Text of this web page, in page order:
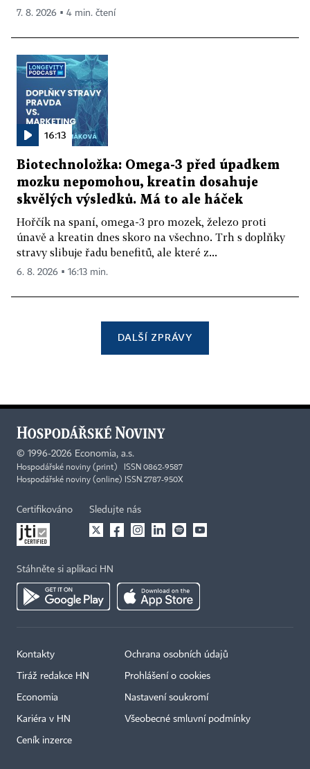
7. 8. 2026 ▪ 4 min. čtení
16:13
Biotechnoložka: Omega-3 před úpadkem
mozku nepomohou, kreatin dosahuje
skvělých výsledků. Má to ale háček
Hořčík na spaní, omega-3 pro mozek, železo proti
únavě a kreatin dnes skoro na všechno. Trh s doplňky
stravy slibuje řadu benefitů, ale které z...
6. 8. 2026 ▪ 16:13 min.
DALŠÍ ZPRÁVY
© 1996-2026 Economia, a.s.
Hospodářské noviny (print) ISSN 0862-9587
Hospodářské noviny (online) ISSN 2787-950X
Certifikováno Sledujte nás
Stáhněte si aplikaci HN
Kontakty
Tiráž redakce HN
Economia
Kariéra v HN
Ceník inzerce
Ochrana osobních údajů
Prohlášení o cookies
Nastavení soukromí
Všeobecné smluvní podmínky